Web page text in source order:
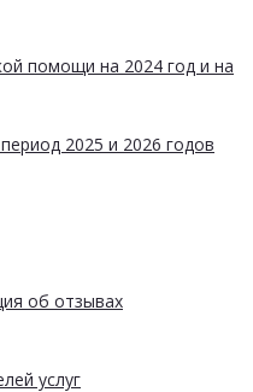
помощи на 2024 год и на
2025 и 2026 годов
об отзывах
услуг